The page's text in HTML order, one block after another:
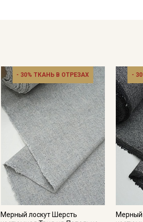
- 30% ТКАНЬ В ОТРЕЗАХ
Мерный лоскут Шерсть
-
Мерный